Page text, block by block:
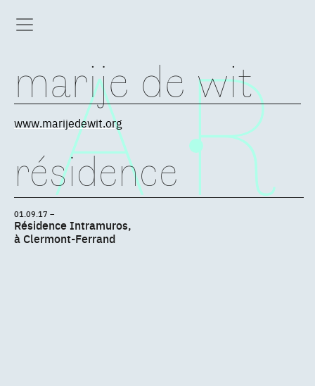
marije de wit
www.marijedewit.org
résidence
01.09.17 –
Résidence Intramuros,
à Clermont-Ferrand